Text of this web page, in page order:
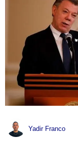
Yadir Franco